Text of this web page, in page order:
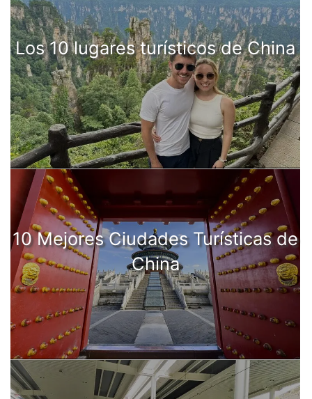
Los 10 lugares turísticos de China
10 Mejores Ciudades Turísticas de
China